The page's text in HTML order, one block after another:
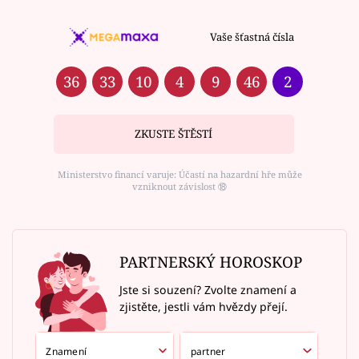
Vaše šťastná čísla
36 33 10 4 9 46 2
ZKUSTE ŠTĚSTÍ
Ministerstvo financí varuje: Účastí na hazardní hře může
vzniknout závislost ⑱
PARTNERSKÝ HOROSKOP
Jste si souzení? Zvolte znamení a
zjistěte, jestli vám hvězdy přejí.